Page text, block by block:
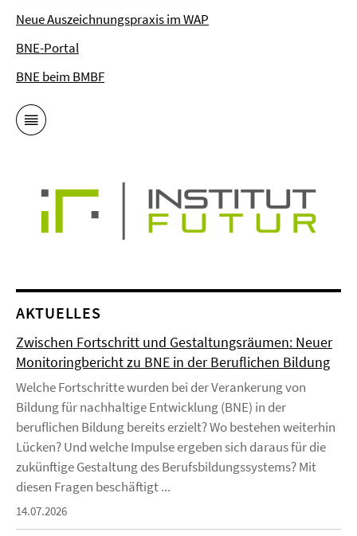
Neue Auszeichnungspraxis im WAP
BNE-Portal
BNE beim BMBF
AKTUELLES
Zwischen Fortschritt und Gestaltungsräumen: Neuer
Monitoringbericht zu BNE in der Beruflichen Bildung
Welche Fortschritte wurden bei der Verankerung von
Bildung für nachhaltige Entwicklung (BNE) in der
beruflichen Bildung bereits erzielt? Wo bestehen weiterhin
Lücken? Und welche Impulse ergeben sich daraus für die
zukünftige Gestaltung des Berufsbildungssystems? Mit
diesen Fragen beschäftigt ...
14.07.2026